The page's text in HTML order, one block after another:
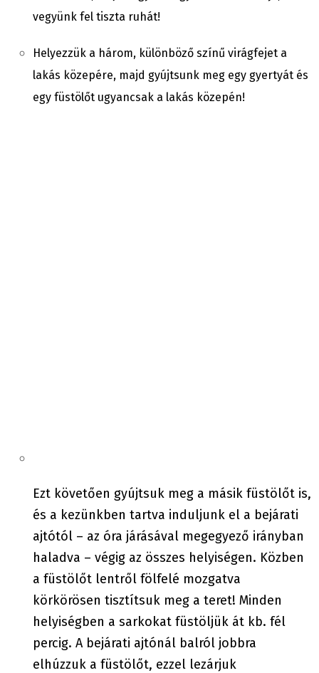
vegyünk fel tiszta ruhát!
Helyezzük a három, különböző színű virágfejet a
lakás közepére, majd gyújtsunk meg egy gyertyát és
egy füstölőt ugyancsak a lakás közepén!
Ezt követően gyújtsuk meg a másik füstölőt is,
és a kezünkben tartva induljunk el a bejárati
ajtótól – az óra járásával megegyező irányban
haladva – végig az összes helyiségen. Közben
a füstölőt lentről fölfelé mozgatva
körkörösen tisztítsuk meg a teret! Minden
helyiségben a sarkokat füstöljük át kb. fél
percig. A bejárati ajtónál balról jobbra
elhúzzuk a füstölőt, ezzel lezárjuk